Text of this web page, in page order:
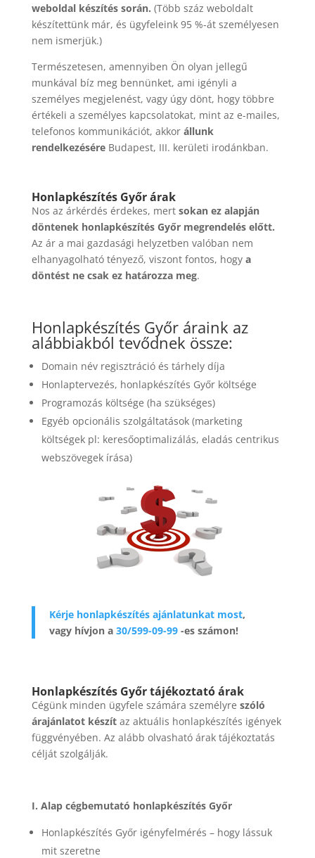
weboldal készítés során. (Több száz weboldalt
készítettünk már, és ügyfeleink 95 %-át személyesen
nem ismerjük.)
Természetesen, amennyiben Ön olyan jellegű
munkával bíz meg bennünket, ami igényli a
személyes megjelenést, vagy úgy dönt, hogy többre
értékeli a személyes kapcsolatokat, mint az e-mailes,
telefonos kommunikációt, akkor állunk
rendelkezéséreBudapest, III. kerületi irodánkban.
Honlapkészítés Győr árak
Nos az árkérdés érdekes, mert sokan ez alapján
döntenek honlapkészítés Győr megrendelés előtt.
Az ár a mai gazdasági helyzetben valóban nem
elhanyagolható tényező, viszont fontos, hogy a
döntést ne csak ez határozza meg.
Honlapkészítés Győr áraink az
alábbiakból tevődnek össze:
Domain név regisztráció és tárhely díja
Honlaptervezés, honlapkészítés Győr költsége
Programozás költsége (ha szükséges)
Egyéb opcionális szolgáltatások (marketing
költségek pl: keresőoptimalizálás, eladás centrikus
webszövegek írása)
Kérje honlapkészítés ajánlatunkat most,
vagy hívjon a 30/599-09-99-es számon!
Honlapkészítés Győr tájékoztató árak
Cégünk minden ügyfele számára személyre szóló
árajánlatot készítaz aktuális honlapkészítés igények
függvényében. Az alább olvasható árak tájékoztatás
célját szolgálják.
I. Alap cégbemutató honlapkészítés Győr
Honlapkészítés Győr igényfelmérés – hogy lássuk
mit szeretne